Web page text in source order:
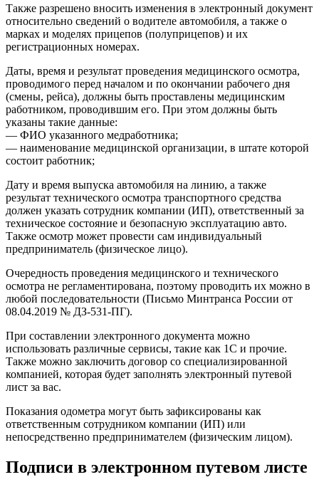
Также разрешено вносить изменения в электронный документ
относительно сведений о водителе автомобиля, а также о
марках и моделях прицепов (полуприцепов) и их
регистрационных номерах.
Даты, время и результат проведения медицинского осмотра,
проводимого перед началом и по окончании рабочего дня
(смены, рейса), должны быть проставлены медицинским
работником, проводившим его. При этом должны быть
указаны такие данные:
— ФИО указанного медработника;
— наименование медицинской организации, в штате которой
состоит работник;
Дату и время выпуска автомобиля на линию, а также
результат технического осмотра транспортного средства
должен указать сотрудник компании (ИП), ответственный за
техническое состояние и безопасную эксплуатацию авто.
Также осмотр может провести сам индивидуальный
предприниматель (физическое лицо).
Очередность проведения медицинского и технического
осмотра не регламентирована, поэтому проводить их можно в
любой последовательности (Письмо Минтранса России от
08.04.2019 № ДЗ-531-ПГ).
При составлении электронного документа можно
использовать различные сервисы, такие как 1С и прочие.
Также можно заключить договор со специализированной
компанией, которая будет заполнять электронный путевой
лист за вас.
Показания одометра могут быть зафиксированы как
ответственным сотрудником компании (ИП) или
непосредственно предпринимателем (физическим лицом).
Подписи в электронном путевом листе